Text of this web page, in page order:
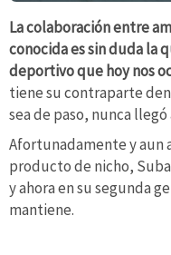
La colaboración entre
conocida es sin duda la
deportivo que hoy nos
tiene su contraparte
sea de paso, nunca
Afortunadamente y aun
producto de nicho,
y ahora en su segunda
mantiene.